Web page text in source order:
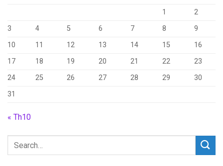
1
2
3
4 5 6 7 8
9
10
11 12 13 14 15
16
17
18 19 20 21 22
23
24
25 26 27 28 29
30
31
« Th10